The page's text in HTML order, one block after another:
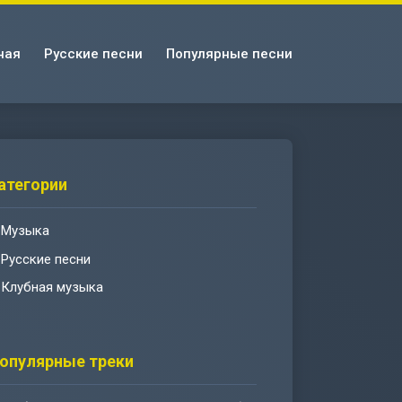
Русские песни Популярные песни
Музыка
Русские песни
Клубная музыка
треки